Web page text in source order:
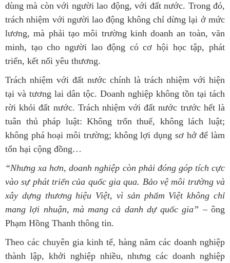
dùng mà còn với người lao động, với đất nước. Trong đó,
trách nhiệm với người lao động không chỉ dừng lại ở mức
lương, mà phải tạo môi trường kinh doanh an toàn, văn
minh, tạo cho người lao động có cơ hội học tập, phát
triển, kết nối yêu thương.
Trách nhiệm với đất nước chính là trách nhiệm với hiện
tại và tương lai dân tộc. Doanh nghiệp không tồn tại tách
rời khỏi đất nước. Trách nhiệm với đất nước trước hết là
tuân thủ pháp luật: Không trốn thuế, không lách luật;
không phá hoại môi trường; không lợi dụng sơ hở để làm
tổn hại cộng đồng…
“Nhưng xa hơn, doanh nghiệp còn phải đóng góp tích cực
vào sự phát triển của quốc gia qua. Bảo vệ môi trường và
xây dựng thương hiệu Việt, vì sản phẩm Việt không chỉ
mang lợi nhuận, mà mang cả danh dự quốc gia” – ông
Phạm Hồng Thanh thông tin.
Theo các chuyên gia kinh tế, hàng năm các doanh nghiệp
thành lập, khởi nghiệp nhiều, nhưng các doanh nghiệp